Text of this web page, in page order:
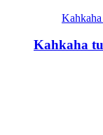
Kahkaha